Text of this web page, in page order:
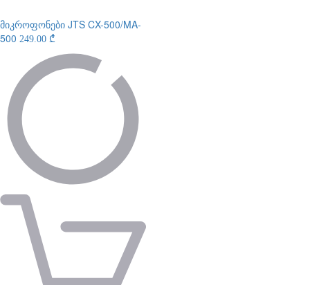
მიკროფონები JTS CX-500/MA-
500 249.00 ₾